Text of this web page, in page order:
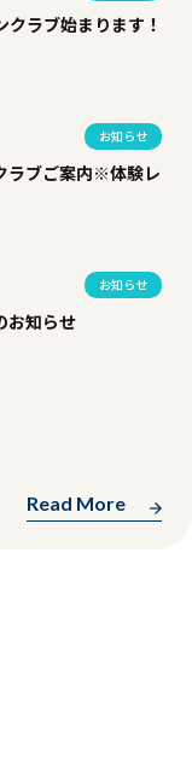
ラブ始まります！
お知らせ
ラブご案内※体験レ
お知らせ
お知らせ
Read More